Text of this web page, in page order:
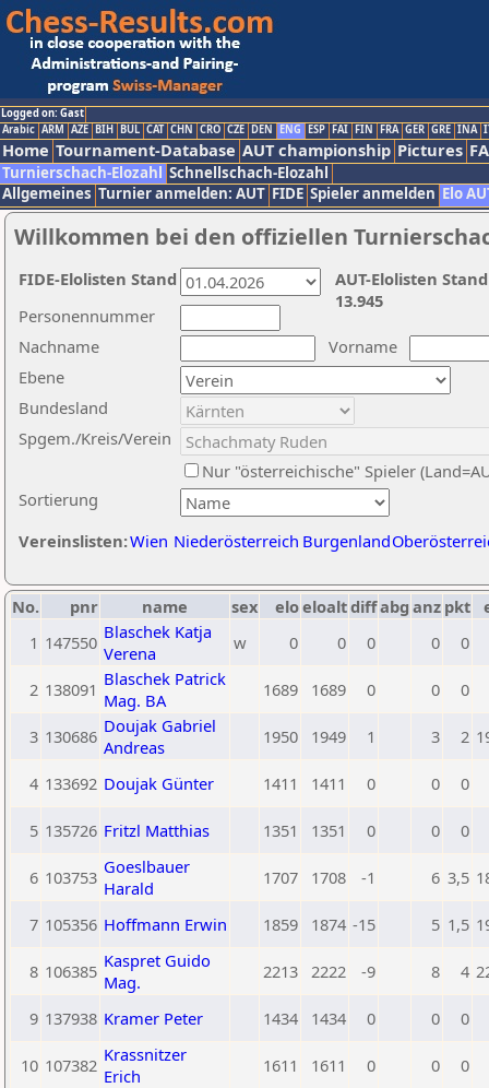
Logged on: Gast
Arabic ARM AZE BIH BUL CAT CHN CRO CZE DEN ENG ESP FAI FIN FRA GER GRE INA
Home Tournament-Database AUT championship Pictures
Turnierschach-Elozahl Schnellschach-Elozahl
Allgemeines Turnier anmelden: AUT FIDE Spieler anmelden Elo
Willkommen bei den offiziellen
Nachname
Vorname
Ebene
Sortierung
Personennummer
Bundesland
Spgem./Kreis/Verein
Nur "österreichische" Spieler
Vereinslisten:Wien Niederösterreich Burgenland
AUT-Elolisten
13.945
FIDE-Elolisten Stand
No. pnr name sex eloeloaltdiffabg anz pkt
1 147550 Blaschek Katja
Verena
w 0 0 0 0 0
2 138091 Blaschek Patrick
Mag. BA
1689 1689 0 0 0
3 130686 Doujak Gabriel
Andreas
1950 1949 1 3 2
4 133692 Doujak Günter 1411 1411 0 0 0
5 135726 Fritzl Matthias 1351 1351 0 0 0
6 103753 Goeslbauer
Harald
1707 1708 -1 6 3,5
7 105356 Hoffmann Erwin 1859 1874 -15 5 1,5
8 106385 Kaspret Guido
Mag.
2213 2222 -9 8 4
9 137938 Kramer Peter 1434 1434 0 0 0
10 107382 Krassnitzer
Erich
1611 1611 0 0 0